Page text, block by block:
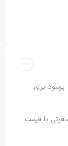
برای
با قیمت